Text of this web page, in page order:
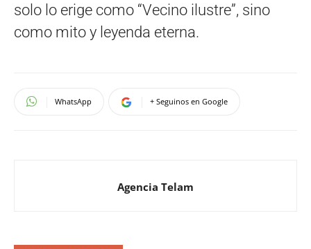
solo lo erige como “Vecino ilustre”, sino
como mito y leyenda eterna.
WhatsApp + Seguinos en Google
Agencia Telam